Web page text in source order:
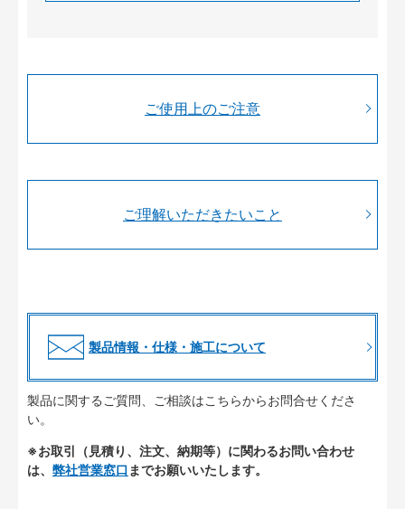
ご使用上のご注意
ご理解いただきたいこと
製品情報・仕様・施工について
製品に関するご質問、ご相談はこちらからお問合せくださ
い。
※お取引（見積り、注文、納期等）に関わるお問い合わせ
は、 弊社営業窓口 までお願いいたします。